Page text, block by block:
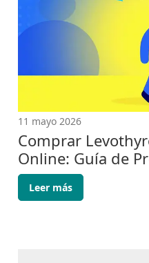
11 mayo 2026
Comprar
Online: Guía de
en 2026
Leer más